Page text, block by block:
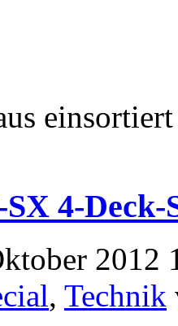
4-
2012
, Technik